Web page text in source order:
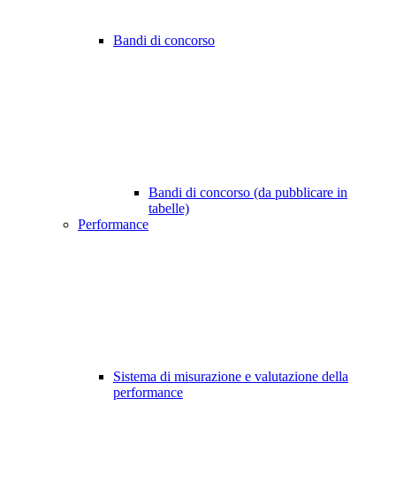
Bandi di concorso
Bandi di concorso (da pubblicare in
tabelle)
Performance
Sistema di misurazione e valutazione della
performance